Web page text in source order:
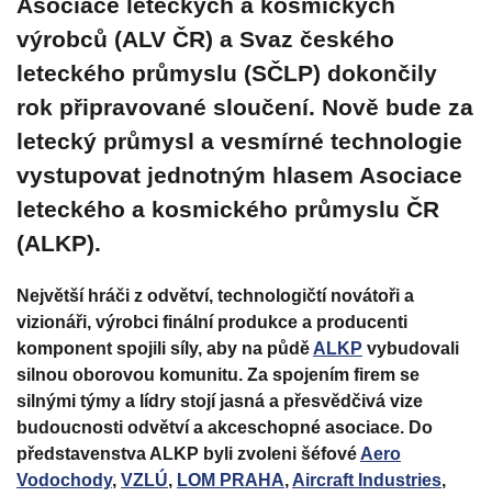
Asociace leteckých a kosmických
výrobců (ALV ČR) a Svaz českého
leteckého průmyslu (SČLP) dokončily
rok připravované sloučení. Nově bude za
letecký průmysl a vesmírné technologie
vystupovat jednotným hlasem Asociace
leteckého a kosmického průmyslu ČR
(ALKP).
Největší hráči z odvětví, technologičtí novátoři a
vizionáři, výrobci finální produkce a producenti
komponent spojili síly, aby na půdě ALKP vybudovali
silnou oborovou komunitu. Za spojením firem se
silnými týmy a lídry stojí jasná a přesvědčivá vize
budoucnosti odvětví a akceschopné asociace. Do
představenstva ALKP byli zvoleni šéfové Aero
Vodochody, VZLÚ, LOM PRAHA, Aircraft Industries,